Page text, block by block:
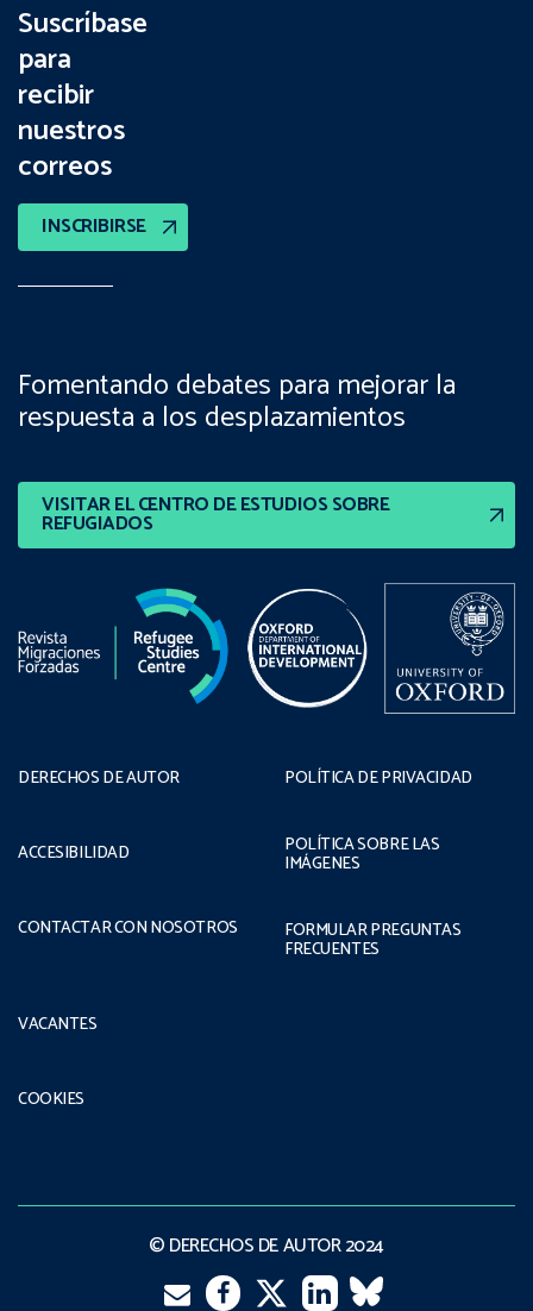
Suscríbase
para
recibir
nuestros
correos
INSCRIBIRSE
VISITAR EL CENTRO DE ESTUDIOS SOBRE
REFUGIADOS
Fomentando debates para mejorar la
respuesta a los desplazamientos
DERECHOS DE AUTOR
ACCESIBILIDAD
CONTACTAR CON NOSOTROS
POLÍTICA DE PRIVACIDAD
POLÍTICA SOBRE LAS
IMÁGENES
FORMULAR PREGUNTAS
FRECUENTES
VACANTES
COOKIES
© DERECHOS DE AUTOR 2024
Facebook LinkedIn
VK